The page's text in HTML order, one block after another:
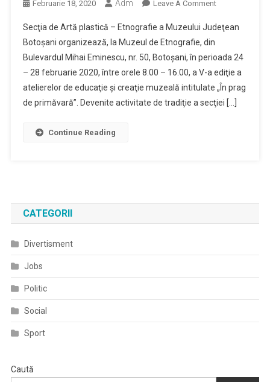
Februarie 18, 2020 Adm Leave A CommentOn
PRAG
PRIMÄVARĂ”,
EDIŢIA
A
V-
Secţia de Artă plastică – Etnografie a Muzeului Judeţean
Botoşani organizează, la Muzeul de Etnografie, din
Bulevardul Mihai Eminescu, nr. 50, Botoşani, în perioada 24
– 28 februarie 2020, între orele 8.00 – 16.00, a V-a ediţie a
atelierelor de educaţie şi creaţie muzeală intitulate „În prag
de primăvară”. Devenite activitate de tradiţie a secţiei […]
Continue Reading
CATEGORII
Divertisment
Jobs
Politic
Social
Sport
Caută